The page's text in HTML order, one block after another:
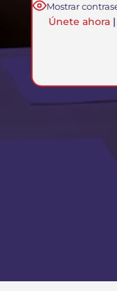
Mostrar
Únete ahora |